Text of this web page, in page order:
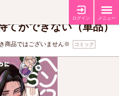
ログイン メニュー
【店舗共通特典マンガカード】
てができない（単品）
商品ではございません※ コミック